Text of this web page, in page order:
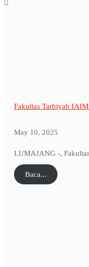
Fakultas Tarbiyah
May 10, 2025
LUMAJANG -,
Baca...